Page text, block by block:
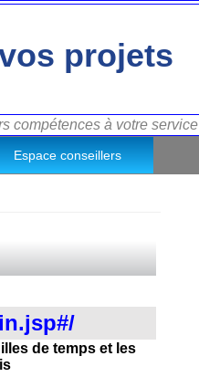
projets
compétences à votre service
Espace conseillers
de temps et les